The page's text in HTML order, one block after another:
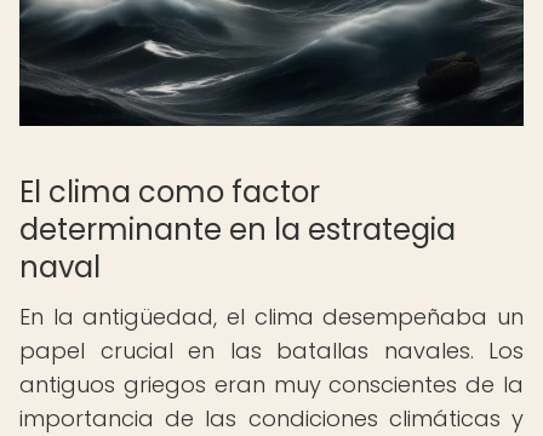
El clima como factor
determinante en la estrategia
naval
En la antigüedad, el clima desempeñaba un
papel crucial en las batallas navales. Los
antiguos griegos eran muy conscientes de la
importancia de las condiciones climáticas y